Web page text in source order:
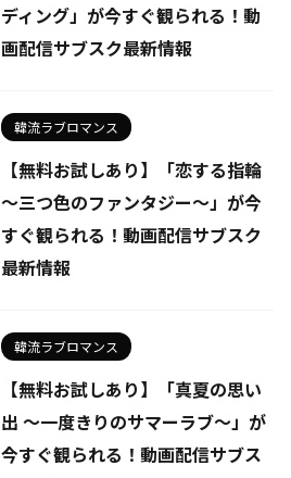
ディング」が今すぐ観られる！動
画配信サブスク最新情報
韓流ラブロマンス
【無料お試しあり】「恋する指輪
～三つ色のファンタジー～」が今
すぐ観られる！動画配信サブスク
最新情報
韓流ラブロマンス
【無料お試しあり】「真夏の思い
出 ～一度きりのサマーラブ～」が
今すぐ観られる！動画配信サブス